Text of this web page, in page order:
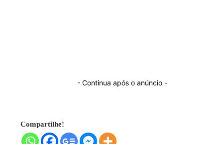
- Continua após o anúncio -
Compartilhe!